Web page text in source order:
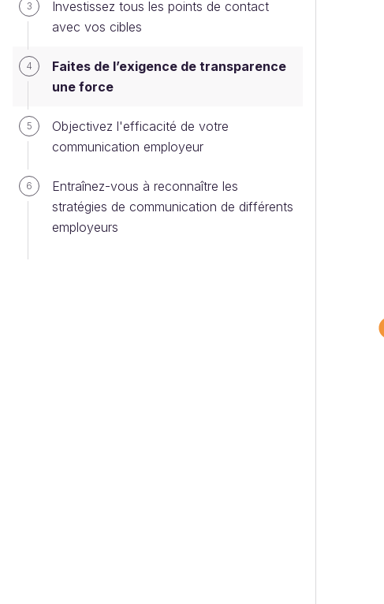
3
Investissez tous les points de contact
avec vos cibles
4
Faites de l’exigence de transparence
une force
5
Objectivez l'efficacité de votre
communication employeur
6
Entraînez-vous à reconnaître les
stratégies de communication de différents
employeurs